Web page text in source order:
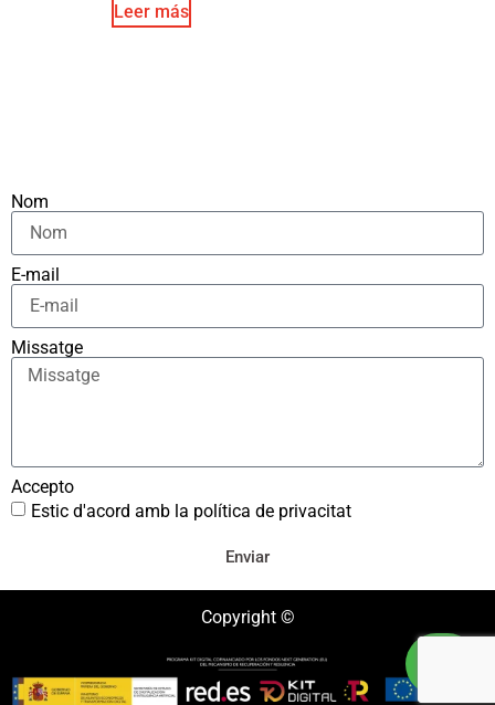
Leer más
Nom
E-mail
Missatge
Accepto
Estic d'acord amb la política de privacitat
Enviar
Copyright ©